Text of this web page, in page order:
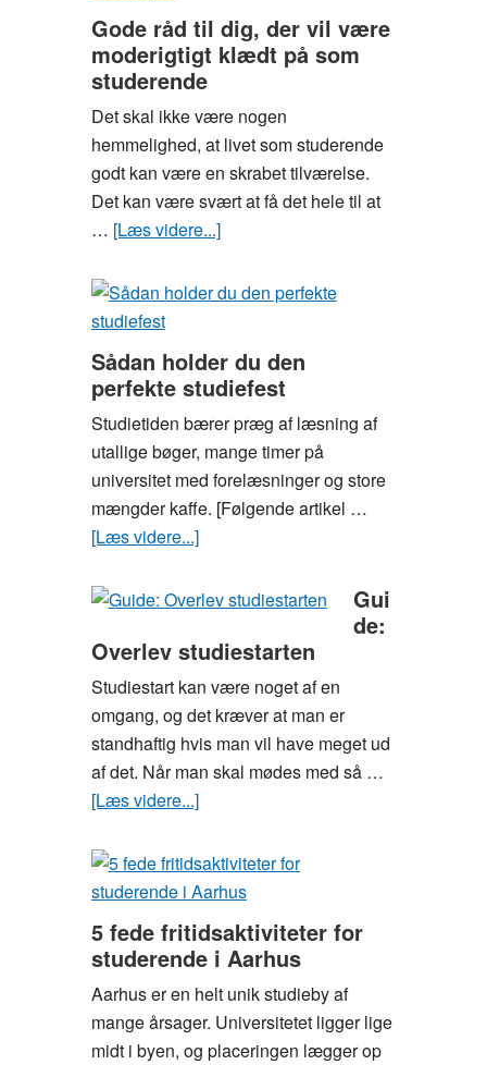
studiefest
Gode råd til dig, der vil være
moderigtigt klædt på som
studerende
Det skal ikke være nogen
hemmelighed, at livet som studerende
godt kan være en skrabet tilværelse.
Det kan være svært at få det hele til at
… [Læs videre...]om
råd
der
vil
være
moderigtigt
klædt
på
Sådan holder du den
perfekte studiefest
Studietiden bærer præg af læsning af
utallige bøger, mange timer på
universitet med forelæsninger og store
mængder kaffe. [Følgende artikel …
[Læs videre...]om
holder
den
perfekte
studiefest
Gui
de:
Overlev studiestarten
Studiestart kan være noget af en
omgang, og det kræver at man er
standhaftig hvis man vil have meget ud
af det. Når man skal mødes med så …
[Læs videre...]om
Overlev
studiestarten
5 fede fritidsaktiviteter for
studerende i Aarhus
Aarhus er en helt unik studieby af
mange årsager. Universitetet ligger lige
midt i byen, og placeringen lægger op